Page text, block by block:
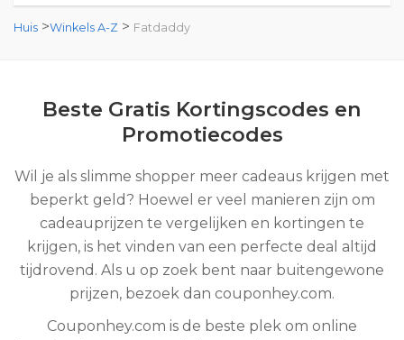
Huis >Winkels A-Z > Fatdaddy
Beste Gratis Kortingscodes en
Promotiecodes
Wil je als slimme shopper meer cadeaus krijgen met
beperkt geld? Hoewel er veel manieren zijn om
cadeauprijzen te vergelijken en kortingen te
krijgen, is het vinden van een perfecte deal altijd
tijdrovend. Als u op zoek bent naar buitengewone
prijzen, bezoek dan couponhey.com.
Couponhey.com is de beste plek om online